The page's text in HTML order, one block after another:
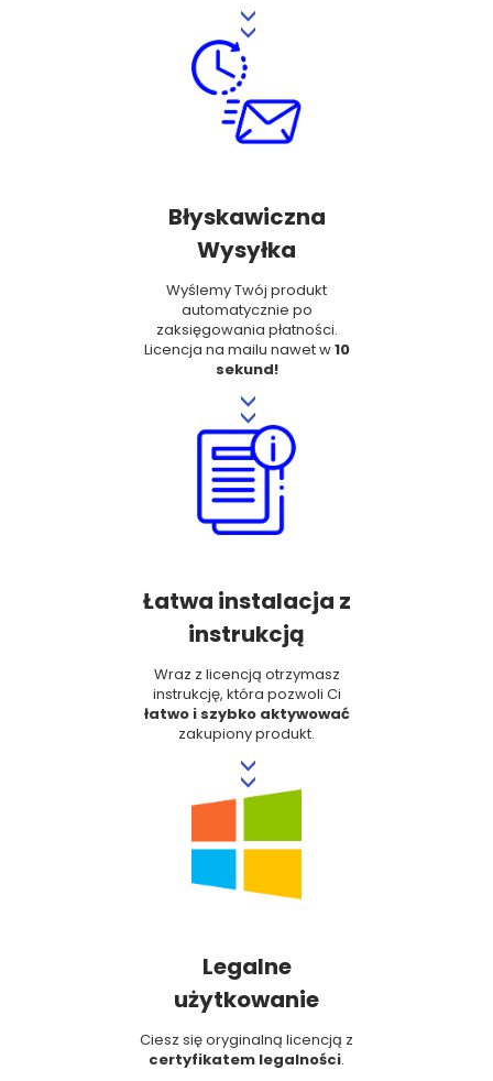
>>
Błyskawiczna
Wysyłka
Wyślemy Twój produkt
automatycznie po
zaksięgowania płatności.
Licencja na mailu nawet w10
sekund!
>>
Łatwa instalacja z
instrukcją
Wraz z licencją otrzymasz
instrukcję, która pozwoli Ci
łatwo i szybko aktywować
zakupiony produkt.
>>
Legalne
użytkowanie
Ciesz się oryginalną licencją z
certyfikatem legalności.